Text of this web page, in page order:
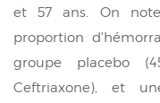
et 57 ans. On
proportion
groupe placebo
Ceftriaxone), et